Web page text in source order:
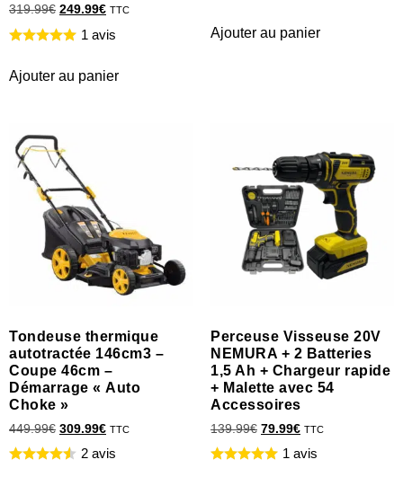
319.99€ 249.99€ TTC
1 avis
Ajouter au panier
Ajouter au panier
Tondeuse thermique
autotractée 146cm3 –
Coupe 46cm –
Démarrage « Auto
Choke »
449.99€ 309.99€ TTC
2 avis
Perceuse Visseuse 20V
NEMURA + 2 Batteries
1,5 Ah + Chargeur rapide
+ Malette avec 54
Accessoires
139.99€ 79.99€ TTC
1 avis